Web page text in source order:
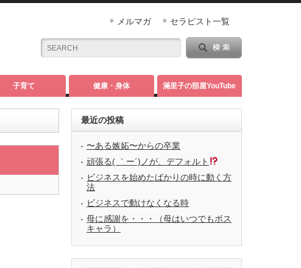
メルマガ セラピスト一覧
子育て 健康・身体 滿里子の部屋YouTube
最近の投稿
〜ある嫉妬〜からの卒業
頑張る( ｀ー´)ノが、デフォルト
ビジネスを始めたばかりの時に動く方
法
ビジネスで動けなくなる時
母に感謝を・・・（母はいつでもボス
キャラ）